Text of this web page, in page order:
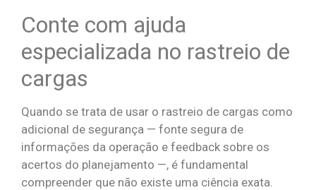
Conte com ajuda
especializada no rastreio de
cargas
Quando se trata de usar o rastreio de cargas como
adicional de segurança — fonte segura de
informações da operação e feedback sobre os
acertos do planejamento —, é fundamental
compreender que não existe uma ciência exata.